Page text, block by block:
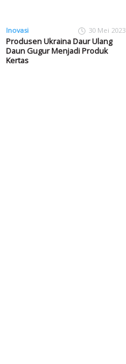
Inovasi 30 Mei 2023
Produsen Ukraina Daur Ulang
Daun Gugur Menjadi Produk
Kertas